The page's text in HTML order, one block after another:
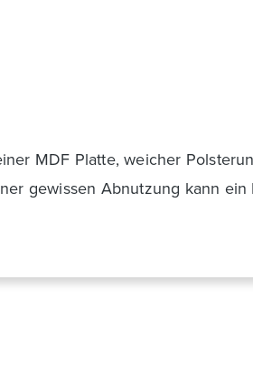
MDF Platte, weicher
gewissen Abnutzung kann ein